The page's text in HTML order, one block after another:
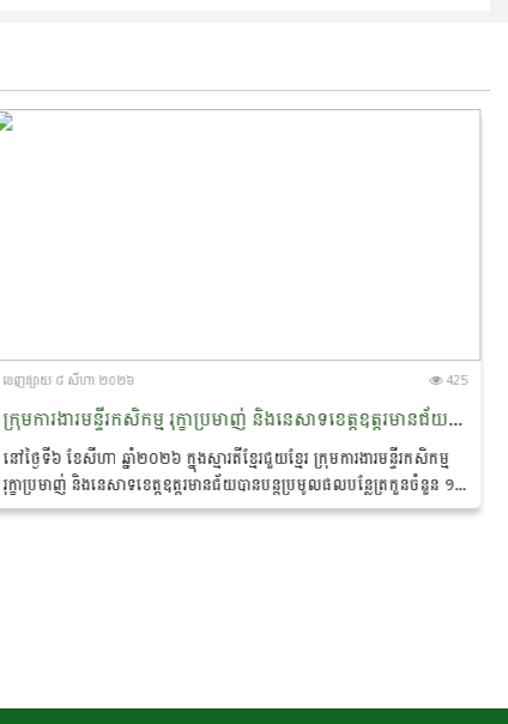
ចេញ​ផ្សាយ​ ៨ សីហា ២០២៦ 425
ក្រុមការងារមន្ទីរកសិកម្ម រុក្ខាប្រមាញ់ និងនេសាទខេត្តឧត្តរមានជ័យបានបន្តប្រមូលផលបន្លែ ជូនដល់ប្រជាពលរដ្ឋភៀសសឹកនិងសិស្សានុសិស្សកំពុងស្នាក់នៅបណ្តុះអាសន្ននៅភូមិស្រះកែវ ឃុំពង្រ ស្រុកចុងកាល់
នៅថ្ងៃទី៦ ខែសីហា ឆ្នាំ២០២៦ ក្នុងស្មារតីខ្មែរជួយខ្មែរ ក្រុមការងារមន្ទីរកសិកម្ម
រុក្ខាប្រមាញ់ និងនេសាទខេត្តឧត្តរមានជ័យបានបន្តប្រមូលផលបន្លែត្រកួនចំនួន ១
១០០គីឡូក្រាម...